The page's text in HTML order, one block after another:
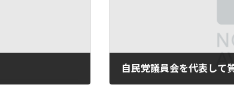
自民党議員会を代表して